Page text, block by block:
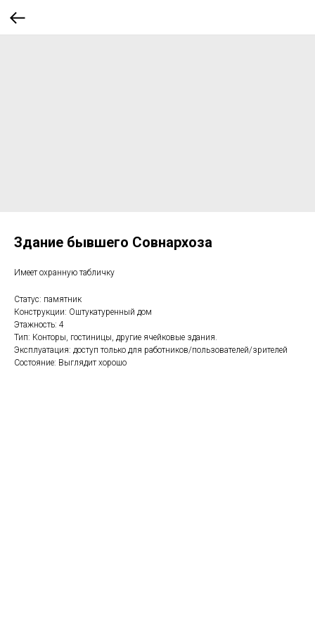
Здание бывшего Совнархоза
Имеет охранную табличку
Статус: памятник
Конструкции: Оштукатуренный дом
Этажность: 4
Тип: Конторы, гостиницы, другие ячейковые здания.
Эксплуатация: доступ только для работников/пользователей/зрителей
Состояние: Выглядит хорошо